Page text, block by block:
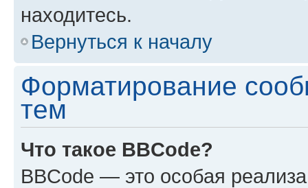
находитесь.
Вернуться к началу
Форматирование
тем
Что такое BBCode?
BBCode — это особая